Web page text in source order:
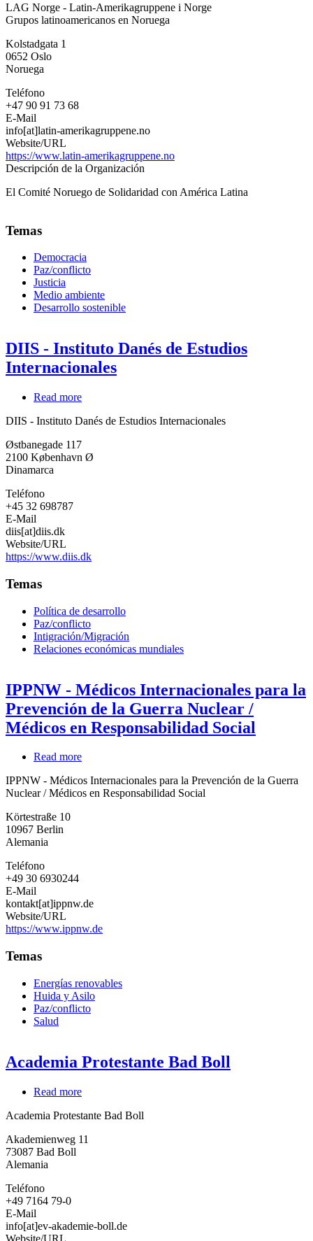
Norge
-
LAG Norge - Latin-Amerikagruppene i Norge
Grupos latinoamericanos en Noruega
Kolstadgata 1
0652 Oslo
Noruega
Teléfono
+47 90 91 73 68
E-Mail
info[at]latin-amerikagruppene.no
Website/URL
https://www.latin-amerikagruppene.no
Descripción de la Organización
El Comité Noruego de Solidaridad con América Latina
Temas
Democracia
Paz/conflicto
Justicia
Medio ambiente
Desarrollo sostenible
DIIS - Instituto Danés de Estudios
Internacionales
Read more
-
de
DIIS - Instituto Danés de Estudios Internacionales
Østbanegade 117
2100 København Ø
Dinamarca
Teléfono
+45 32 698787
E-Mail
diis[at]diis.dk
Website/URL
https://www.diis.dk
Temas
Política de desarrollo
Paz/conflicto
Intigración/Migración
Relaciones económicas mundiales
IPPNW - Médicos Internacionales para la
Prevención de la Guerra Nuclear /
Médicos en Responsabilidad Social
Read more
-
Médicos
/
en
IPPNW - Médicos Internacionales para la Prevención de la Guerra
Nuclear / Médicos en Responsabilidad Social
Körtestraße 10
10967 Berlin
Alemania
Teléfono
+49 30 6930244
E-Mail
kontakt[at]ippnw.de
Website/URL
https://www.ippnw.de
Temas
Energías renovables
Huida y Asilo
Paz/conflicto
Salud
Academia Protestante Bad Boll
Read more
Protestante
Boll
Academia Protestante Bad Boll
Akademienweg 11
73087 Bad Boll
Alemania
Teléfono
+49 7164 79-0
E-Mail
info[at]ev-akademie-boll.de
Website/URL